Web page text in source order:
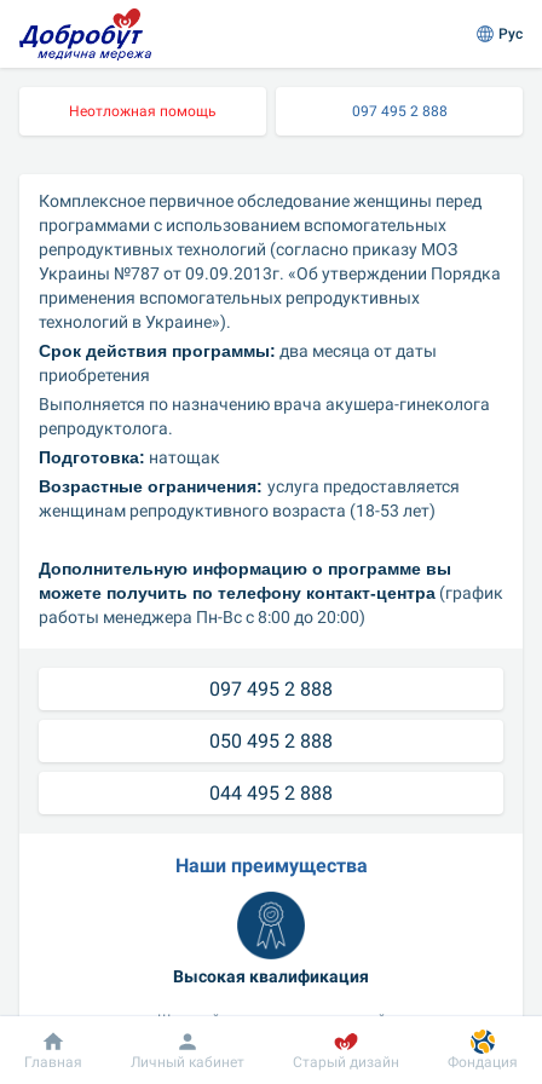
Рус
Неотложная помощь 097 495 2 888
Комплексное первичное обследование женщины перед
программами с использованием вспомогательных
репродуктивных технологий (согласно приказу МОЗ
Украины №787 от 09.09.2013г. «Об утверждении Порядка
применения вспомогательных репродуктивных
технологий в Украине»).
Срок действия программы: два месяца от даты
приобретения
Выполняется по назначению врача акушера-гинеколога
репродуктолога.
Подготовка: натощак
Возрастные ограничения: услуга предоставляется
женщинам репродуктивного возраста (18-53 лет)
Дополнительную информацию о программе вы
можете получить по телефону контакт-центра (график
работы менеджера Пн-Вс с 8:00 до 20:00)
097 495 2 888
050 495 2 888
044 495 2 888
Наши преимущества
Высокая квалификация
Широкий спектр специальностей
Главная Личный кабинет Старый дизайн Фондация